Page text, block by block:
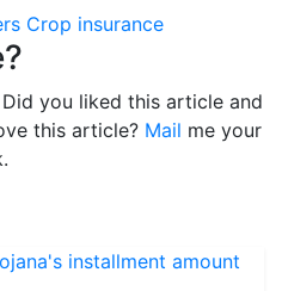
Crop insurance
Did you liked this article and
this article? Mail me your